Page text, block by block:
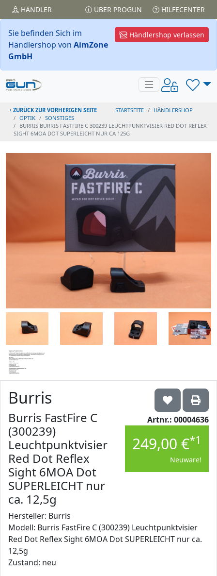
HÄNDLER ÜBER PROGUN HILFECENTER
Händlershop verlassen
Sie befinden Sich im
Händlershop von AimZone
GmbH
ZURÜCK ZUR VORHERIGEN SEITE STARTSEITE
HÄNDLERSHOP
OPTIK
SONSTIGES
BURRIS BURRIS FASTFIRE C 300239 LEUCHTPUNKTVISIER RED DOT REFLEX
SIGHT 6MOA DOT SUPERLEICHT NUR CA 125G
Artnr.: 00004636
249,00 €*1
Neuware!
Burris
Burris FastFire C
(300239)
Leuchtpunktvisier
Red Dot Reflex
Sight 6MOA Dot
SUPERLEICHT nur
ca. 12,5g
Hersteller: Burris
Modell: Burris FastFire C (300239) Leuchtpunktvisier
Red Dot Reflex Sight 6MOA Dot SUPERLEICHT nur ca.
12,5g
Zustand: neu